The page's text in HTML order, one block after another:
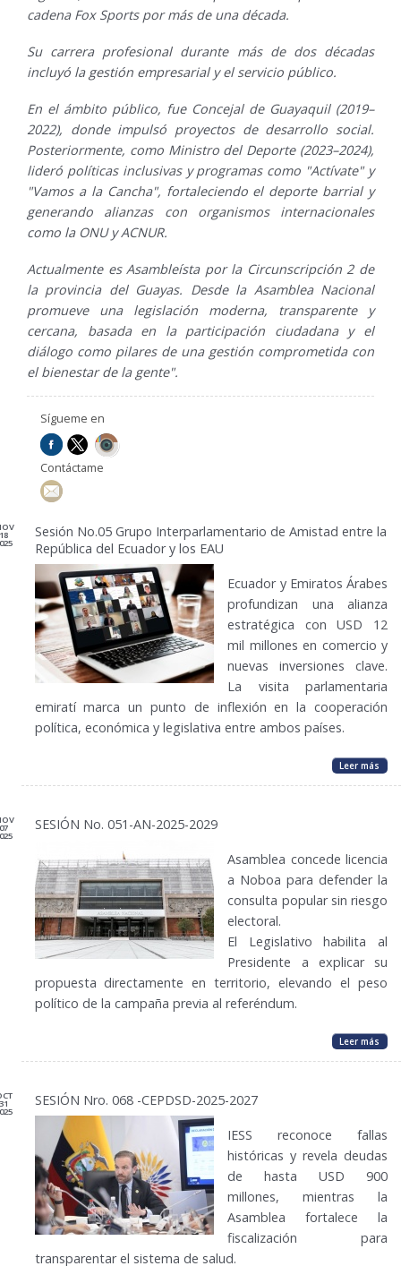
cadena Fox Sports por más de una década.
Su carrera profesional durante más de dos décadas
incluyó la gestión empresarial y el servicio público.
En el ámbito público, fue Concejal de Guayaquil (2019–
2022), donde impulsó proyectos de desarrollo social.
Posteriormente, como Ministro del Deporte (2023–2024),
lideró políticas inclusivas y programas como "Actívate" y
"Vamos a la Cancha", fortaleciendo el deporte barrial y
generando alianzas con organismos internacionales
como la ONU y ACNUR.
Actualmente es Asambleísta por la Circunscripción 2 de
la provincia del Guayas. Desde la Asamblea Nacional
promueve una legislación moderna, transparente y
cercana, basada en la participación ciudadana y el
diálogo como pilares de una gestión comprometida con
el bienestar de la gente".
Sígueme en
Contáctame
18
Sesión No.05 Grupo Interparlamentario de Amistad entre la
República del Ecuador y los EAU
Ecuador y Emiratos Árabes
profundizan una alianza
estratégica con USD 12
mil millones en comercio y
nuevas inversiones clave.
La visita parlamentaria
emiratí marca un punto de inflexión en la cooperación
política, económica y legislativa entre ambos países.
Leer más
07 SESIÓN No. 051-AN-2025-2029
Asamblea concede licencia
a Noboa para defender la
consulta popular sin riesgo
electoral.
El Legislativo habilita al
Presidente a explicar su
propuesta directamente en territorio, elevando el peso
político de la campaña previa al referéndum.
Leer más
31 SESIÓN Nro. 068 -CEPDSD-2025-2027
IESS reconoce fallas
históricas y revela deudas
de hasta USD 900
millones, mientras la
Asamblea fortalece la
fiscalización para
transparentar el sistema de salud.